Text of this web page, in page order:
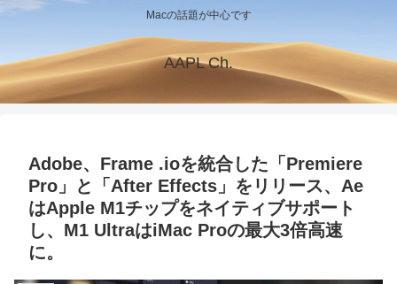
Macの話題が中心です
AAPL Ch.
Adobe、Frame .ioを統合した「Premiere
Pro」と「After Effects」をリリース、Ae
はApple M1チップをネイティブサポート
し、M1 UltraはiMac Proの最大3倍高速
に。